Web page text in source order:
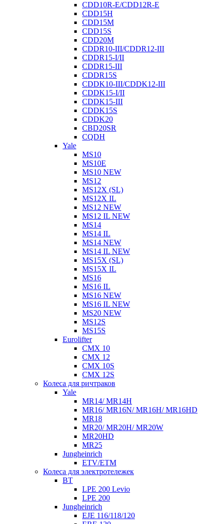
CDD10R-E/CDD12R-E
CDD15H
CDD15M
CDD15S
CDD20M
CDDR10-III/CDDR12-III
CDDR15-I/II
CDDR15-III
CDDR15S
CDDK10-III/CDDK12-III
CDDK15-I/II
CDDK15-III
CDDK15S
CDDK20
CBD20SR
CQDH
Yale
MS10
MS10E
MS10 NEW
MS12
MS12X (SL)
MS12X IL
MS12 NEW
MS12 IL NEW
MS14
MS14 IL
MS14 NEW
MS14 IL NEW
MS15X (SL)
MS15X IL
MS16
MS16 IL
MS16 NEW
MS16 IL NEW
MS20 NEW
MS12S
MS15S
Eurolifter
CMX 10
CMX 12
CMX 10S
CMX 12S
Колеса для ричтраков
Yale
MR14/ MR14H
MR16/ MR16N/ MR16H/ MR16HD
MR18
MR20/ MR20H/ MR20W
MR20HD
MR25
Jungheinrich
ETV/ETM
Колеса для электротележек
BT
LPE 200 Levio
LPE 200
Jungheinrich
EJE 116/118/120